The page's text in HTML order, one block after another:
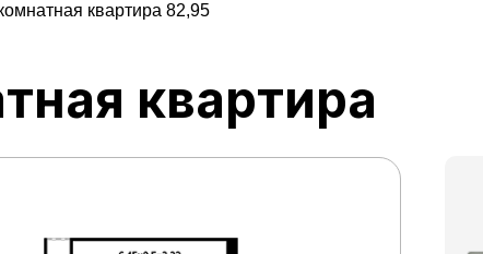
квартира 82,95
квартира